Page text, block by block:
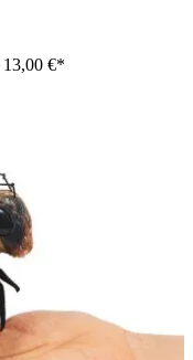
13,00 €*